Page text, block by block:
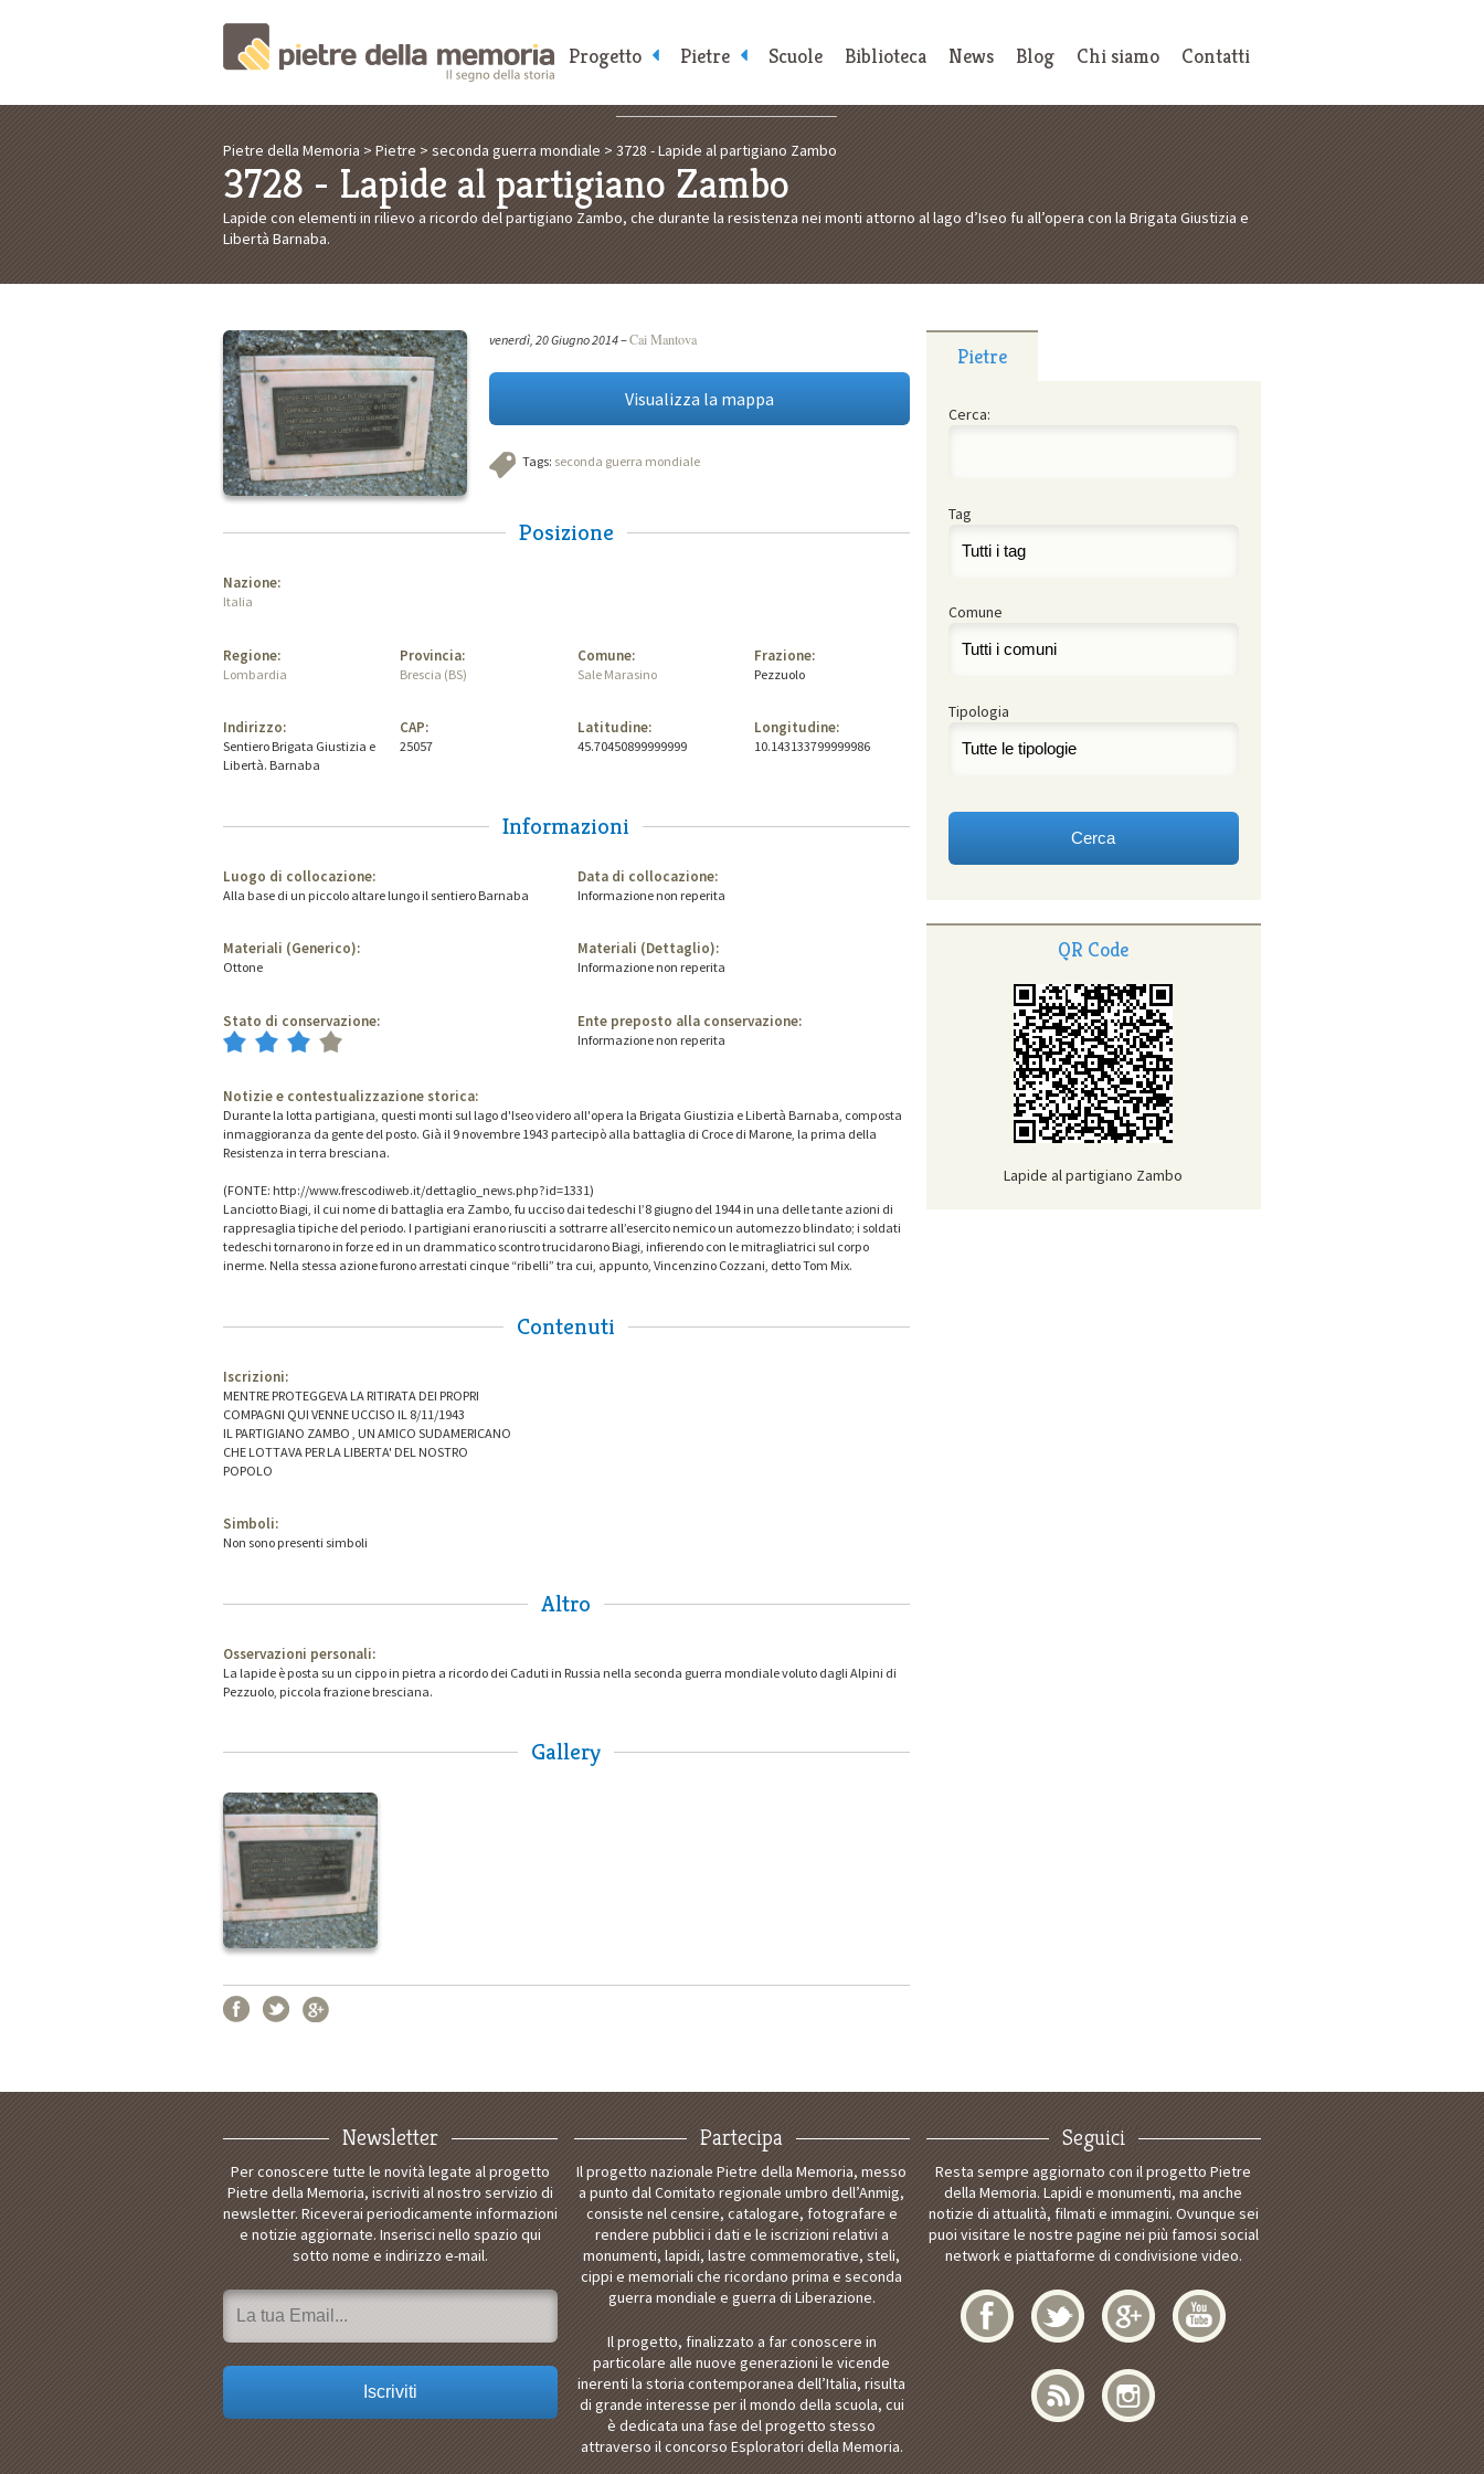
Pietre della Memoria > Pietre > seconda guerra mondiale > 3728 - Lapide al partigiano Zambo
3728 - Lapide al partigiano Zambo
Lapide con elementi in rilievo a ricordo del partigiano Zambo, che durante la resistenza nei monti attorno al lago d’Iseo fu all’opera con la Brigata Giustizia e
Libertà Barnaba.
venerdì, 20 Giugno 2014–Cai Mantova
Visualizza la mappa
Tags: seconda guerra mondiale
Posizione
Nazione:
Italia
Regione:
Lombardia
Provincia:
Brescia (BS)
Comune:
Sale Marasino
Frazione:
Pezzuolo
Indirizzo:
Sentiero Brigata Giustizia e
Libertà. Barnaba
CAP:
25057
Latitudine:
45.70450899999999
Longitudine:
10.143133799999986
Informazioni
Luogo di collocazione:
Alla base di un piccolo altare lungo il sentiero Barnaba
Data di collocazione:
Informazione non reperita
Materiali (Generico):
Ottone
Materiali (Dettaglio):
Informazione non reperita
Stato di conservazione: Ente preposto alla conservazione:
Informazione non reperita
Notizie e contestualizzazione storica:
Durante la lotta partigiana, questi monti sul lago d'Iseo videro all'opera la Brigata Giustizia e Libertà Barnaba, composta
inmaggioranza da gente del posto. Già il 9 novembre 1943 partecipò alla battaglia di Croce di Marone, la prima della
Resistenza in terra bresciana.
(FONTE: http://www.frescodiweb.it/dettaglio_news.php?id=1331)
Lanciotto Biagi, il cui nome di battaglia era Zambo, fu ucciso dai tedeschi l’8 giugno del 1944 in una delle tante azioni di
rappresaglia tipiche del periodo. I partigiani erano riusciti a sottrarre all’esercito nemico un automezzo blindato; i soldati
tedeschi tornarono in forze ed in un drammatico scontro trucidarono Biagi, infierendo con le mitragliatrici sul corpo
inerme. Nella stessa azione furono arrestati cinque “ribelli” tra cui, appunto, Vincenzino Cozzani, detto Tom Mix.
Contenuti
Iscrizioni:
MENTRE PROTEGGEVA LA RITIRATA DEI PROPRI
COMPAGNI QUI VENNE UCCISO IL 8/11/1943
IL PARTIGIANO ZAMBO , UN AMICO SUDAMERICANO
CHE LOTTAVA PER LA LIBERTA' DEL NOSTRO
POPOLO
Simboli:
Non sono presenti simboli
Altro
Osservazioni personali:
La lapide è posta su un cippo in pietra a ricordo dei Caduti in Russia nella seconda guerra mondiale voluto dagli Alpini di
Pezzuolo, piccola frazione bresciana.
Gallery
Pietre
Cerca:
Tag
Comune
Tipologia
QR Code
Lapide al partigiano Zambo
Progetto Pietre Scuole Biblioteca News Blog Chi siamo Contatti
Newsletter
Per conoscere tutte le novità legate al progetto
Pietre della Memoria, iscriviti al nostro servizio di
newsletter. Riceverai periodicamente informazioni
e notizie aggiornate. Inserisci nello spazio qui
sotto nome e indirizzo e-mail.
Partecipa
Il progetto nazionale Pietre della Memoria, messo
a punto dal Comitato regionale umbro dell’Anmig,
consiste nel censire, catalogare, fotografare e
rendere pubblici i dati e le iscrizioni relativi a
monumenti, lapidi, lastre commemorative, steli,
cippi e memoriali che ricordano prima e seconda
guerra mondiale e guerra di Liberazione.
Il progetto, finalizzato a far conoscere in
particolare alle nuove generazioni le vicende
inerenti la storia contemporanea dell’Italia, risulta
di grande interesse per il mondo della scuola, cui
è dedicata una fase del progetto stesso
attraverso il concorso Esploratori della Memoria.
Seguici
Resta sempre aggiornato con il progetto Pietre
della Memoria. Lapidi e monumenti, ma anche
notizie di attualità, filmati e immagini. Ovunque sei
puoi visitare le nostre pagine nei più famosi social
network e piattaforme di condivisione video.